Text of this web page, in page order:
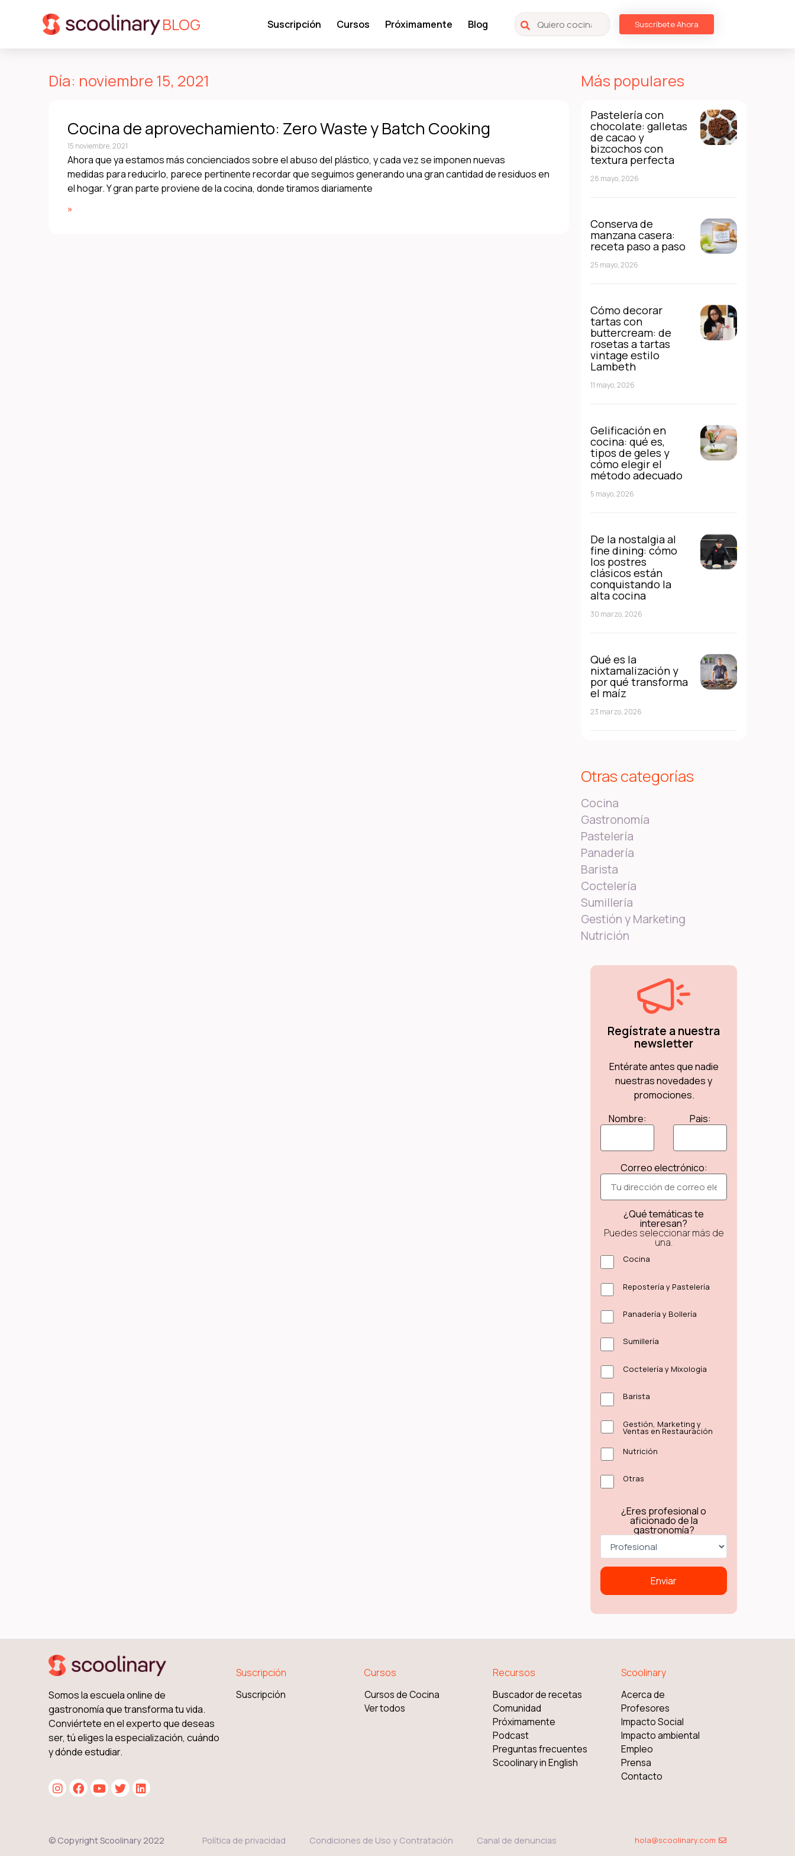
BLOG Suscripción Cursos Próximamente Blog Suscríbete Ahora
Día: noviembre 15, 2021
Cocina de aprovechamiento: Zero Waste y Batch Cooking
15 noviembre, 2021
Ahora que ya estamos más concienciados sobre el abuso del plástico, y cada vez se imponen nuevas
medidas para reducirlo, parece pertinente recordar que seguimos generando una gran cantidad de residuos en
el hogar. Y gran parte proviene de la cocina, donde tiramos diariamente
»
Más populares
Pastelería con
chocolate: galletas
de cacao y
bizcochos con
textura perfecta
28 mayo, 2026
Conserva de
manzana casera:
receta paso a paso
25 mayo, 2026
Cómo decorar
tartas con
buttercream: de
rosetas a tartas
vintage estilo
Lambeth
11 mayo, 2026
Gelificación en
cocina: qué es,
tipos de geles y
cómo elegir el
método adecuado
5 mayo, 2026
De la nostalgia al
fine dining: cómo
los postres
clásicos están
conquistando la
alta cocina
30 marzo, 2026
Qué es la
nixtamalización y
por qué transforma
el maíz
23 marzo, 2026
Otras categorías
Cocina
Gastronomía
Pastelería
Panadería
Barista
Coctelería
Sumillería
Gestión y Marketing
Nutrición
Regístrate a nuestra
newsletter
Entérate antes que nadie
nuestras novedades y
promociones.
Nombre:
Pais:
Correo electrónico:
¿Qué temáticas te
interesan?
Puedes seleccionar más de
una.
Cocina
Repostería y Pastelería
Panadería y Bollería
Sumillería
Coctelería y Mixología
Barista
Gestión, Marketing y
Ventas en Restauración
Nutrición
Otras
¿Eres profesional o
aficionado de la
gastronomía?
Somos la escuela online de
gastronomía que transforma tu vida.
Conviértete en el experto que deseas
ser, tú eliges la especialización, cuándo
y dónde estudiar.
Suscripción
Suscripción
Cursos
Cursos de Cocina
Ver todos
Recursos
Buscador de recetas
Comunidad
Próximamente
Podcast
Preguntas frecuentes
Scoolinary in English
Scoolinary
Acerca de
Profesores
Impacto Social
Impacto ambiental
Empleo
Prensa
Contacto
© Copyright Scoolinary 2022 Política de privacidad Condiciones de Uso y Contratación Canal de denuncias hola@scoolinary.com